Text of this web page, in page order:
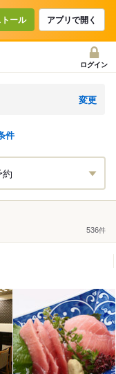
ール アプリで開く
ログイン
変更
件
約
536件